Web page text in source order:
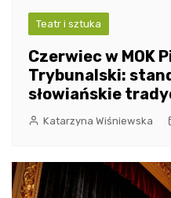
Teatr i sztuka
Czerwiec w MOK
Trybunalski:
słowiańskie
Katarzyna Wiśniewska